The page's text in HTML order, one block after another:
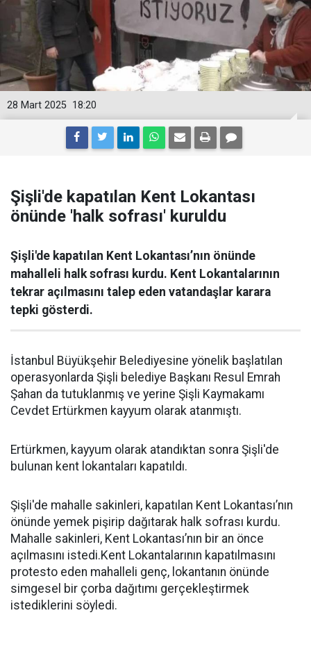
18:20
28 Mart 2025
Şişli'de kapatılan Kent Lokantası
önünde 'halk sofrası' kuruldu
Şişli'de kapatılan Kent Lokantası’nın önünde
mahalleli halk sofrası kurdu. Kent Lokantalarının
tekrar açılmasını talep eden vatandaşlar karara
tepki gösterdi.
İstanbul Büyükşehir Belediyesine yönelik başlatılan
operasyonlarda Şişli belediye Başkanı Resul Emrah
Şahan da tutuklanmış ve yerine Şişli Kaymakamı
Cevdet Ertürkmen kayyum olarak atanmıştı.
Ertürkmen, kayyum olarak atandıktan sonra Şişli'de
bulunan kent lokantaları kapatıldı.
Şişli'de mahalle sakinleri, kapatılan Kent Lokantası’nın
önünde yemek pişirip dağıtarak halk sofrası kurdu.
Mahalle sakinleri, Kent Lokantası’nın bir an önce
açılmasını istedi.Kent Lokantalarının kapatılmasını
protesto eden mahalleli genç, lokantanın önünde
simgesel bir çorba dağıtımı gerçekleştirmek
istediklerini söyledi.